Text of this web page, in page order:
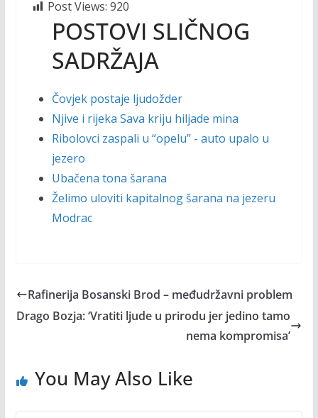
Post Views: 920
POSTOVI SLIČNOG
SADRŽAJA
Čovjek postaje ljudožder
Njive i rijeka Sava kriju hiljade mina
Ribolovci zaspali u “opelu” - auto upalo u
jezero
Ubačena tona šarana
Želimo uloviti kapitalnog šarana na jezeru
Modrac
Rafinerija Bosanski Brod – međudržavni problem
Drago Bozja: ‘Vratiti ljude u prirodu jer jedino tamo
nema kompromisa’
You May Also Like